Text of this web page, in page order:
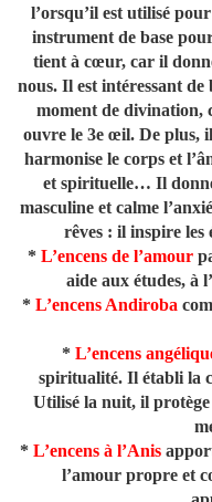
l’orsqu’il est utilisé
instrument de base
tient à cœur, car il
nous. Il est intéressant de
moment de divination,
ouvre le 3e œil. De plus,
harmonise le corps et
et spirituelle… Il
masculine et calme
rêves : il inspire les
* L’encens de l’amour
aide aux études, à
* L’encens Andiroba
* L’encens
spiritualité. Il établi la
Utilisé la nuit, il
* L’encens à l’Anis
l’amour propre et